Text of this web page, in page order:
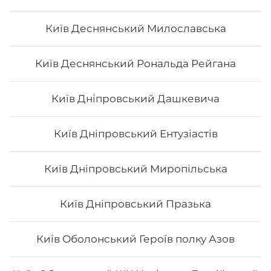
Київ Деснянський Милославська
Київ Деснянський Рональда Рейгана
Київ Дніпровський Дашкевича
Київ Дніпровський Ентузіастів
Київ Дніпровський Миропільська
Київ Дніпровський Празька
Київ Оболонський Героїв полку Азов